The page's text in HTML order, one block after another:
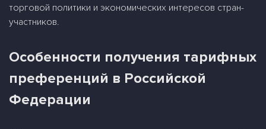
торговой политики и экономических интересов стран-
участников.
Особенности получения тарифных
преференций в Российской
Федерации